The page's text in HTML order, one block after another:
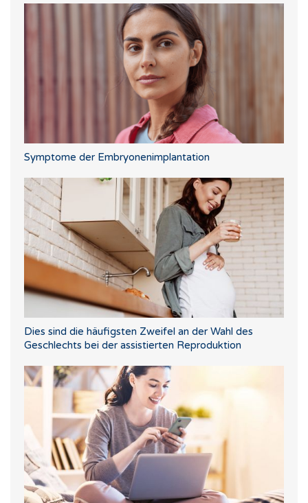
Symptome der Embryonenimplantation
Dies sind die häufigsten Zweifel an der Wahl des
Geschlechts bei der assistierten Reproduktion